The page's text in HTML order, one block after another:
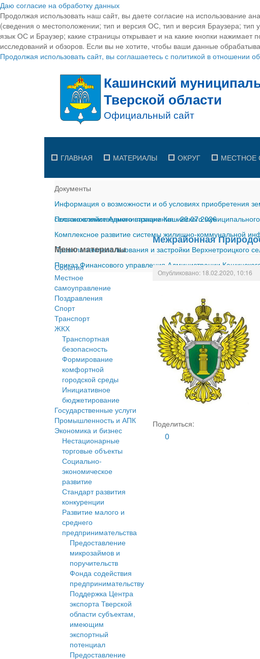
Даю согласие на обработку данных
Продолжая использовать наш сайт, вы даете согласие на использование
(сведения о местоположении; тип и версия ОС, тип и версия Браузера; тип
язык ОС и Браузер; какие страницы открывает и на какие кнопки нажимает
исследований и обзоров. Если вы не хотите, чтобы ваши данные
Продолжая использовать сайт, вы соглашаетесь с политикой в отношении
ГЛАВНАЯ МАТЕРИАЛЫ ОКРУГ МЕСТНОЕ
Документы
Информация о возможности и об условиях приобретения
сельскохозяйственного назначения-29.07.2026
Постановление Администрации Кашинского
Комплексное развитие системы жилищно-коммунальной
Правила землепользования и застройки Верхнетроицкого
Приказ Финансового управления Администрации
Меню материалы
События
Местное
cамоуправление
Поздравления
Спорт
Транспорт
ЖКХ
Транспортная
безопасность
Формирование
комфортной
городской среды
Инициативное
бюджетирование
Государственные услуги
Промышленность и АПК
Экономика и бизнес
Нестационарные
торговые объекты
Социально-
экономическое
развитие
Стандарт развития
конкуренции
Развитие малого и
среднего
предпринимательства
Предоставление
микрозаймов и
поручительств
Фонда содействия
предпринимательству
Поддержка Центра
экспорта Тверской
области субъектам,
имеющим
экспортный
потенциал
Предоставление
Межрайонная
Опубликовано: 18.02.2020, 10:16
Поделиться:
0